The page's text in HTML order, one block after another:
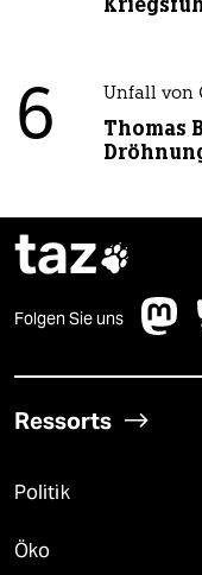
6 Unfall von
Thomas
taz
Folgen Sie uns
Ressorts
Politik
Öko